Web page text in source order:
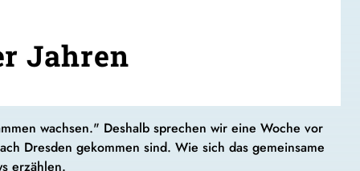
Jahren
wachsen." Deshalb sprechen wir eine Woche vor
Dresden gekommen sind. Wie sich das gemeinsame
erzählen.